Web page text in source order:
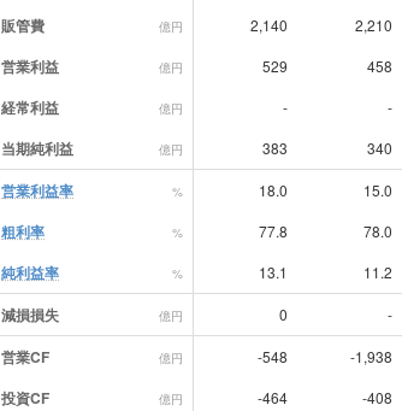
販管費 億円 2,140 2,210
営業利益 億円 529 458
経常利益 億円 - -
当期純利益 億円 383 340
営業利益率 % 18.0 15.0
粗利率 % 77.8 78.0
純利益率 % 13.1 11.2
減損損失 億円 0 -
営業CF 億円 -548 -1,938
投資CF 億円 -464 -408